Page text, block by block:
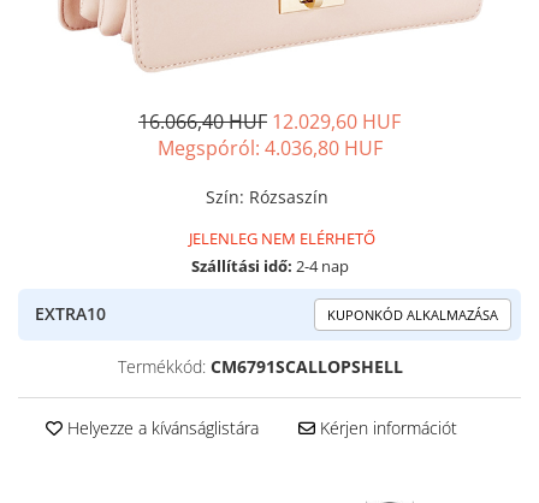
16.066,40 HUF 12.029,60 HUF
Megspóról: 4.036,80 HUF
Szín: Rózsaszín
JELENLEG NEM ELÉRHETŐ
Szállítási idő: 2-4 nap
EXTRA10 KUPONKÓD ALKALMAZÁSA
Termékkód: CM6791SCALLOPSHELL
Helyezze a kívánságlistára Kérjen információt